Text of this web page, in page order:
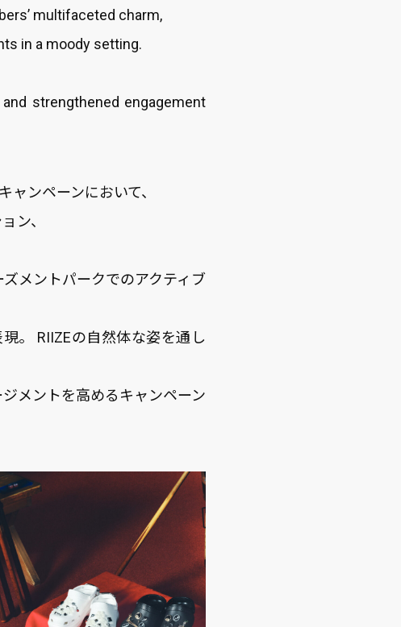
multifaceted charm,
in a moody setting.
strengthened engagement
ャンペーンにおいて、
ン、
メントパークでのアクティブ
。 RIIZEの自然体な姿を通し
メントを高めるキャンペーン